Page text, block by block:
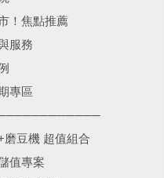
！焦點推薦
服務
專區
磨豆機 超值組合
值專案